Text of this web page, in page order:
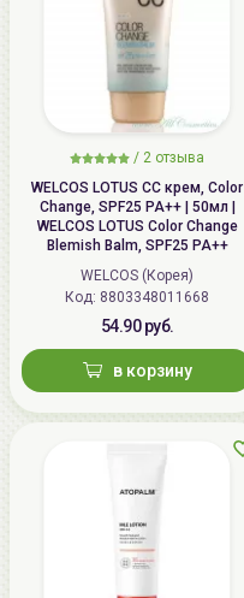
/ 2 отзыва
WELCOS LOTUS СС крем, Color
Change, SPF25 PA++ | 50мл |
WELCOS LOTUS Color Change
Blemish Balm, SPF25 PA++
WELCOS (Корея)
Код: 8803348011668
54.90 руб.
в корзину